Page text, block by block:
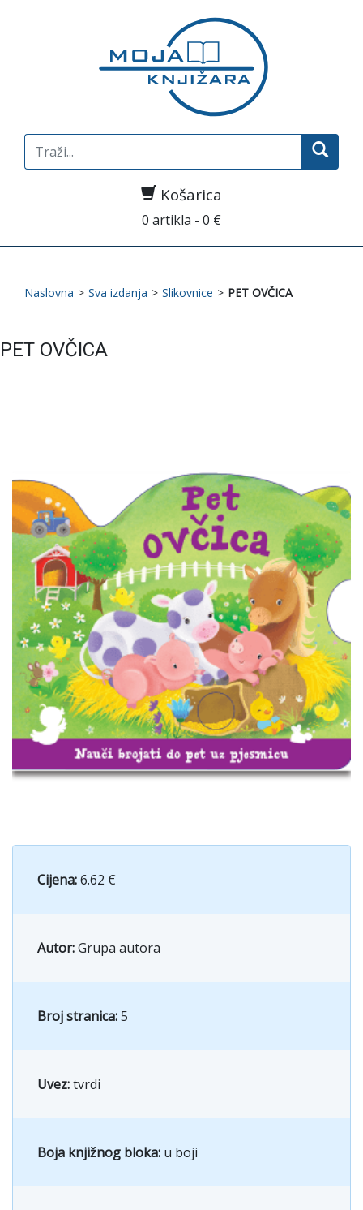
Search
for:
Košarica
0 artikla - 0 €
Naslovna > Sva izdanja > Slikovnice > PET OVČICA
PET OVČICA
Cijena:6.62 €
Autor:Grupa autora
Broj stranica:5
Uvez:tvrdi
Boja knjižnog bloka: u boji